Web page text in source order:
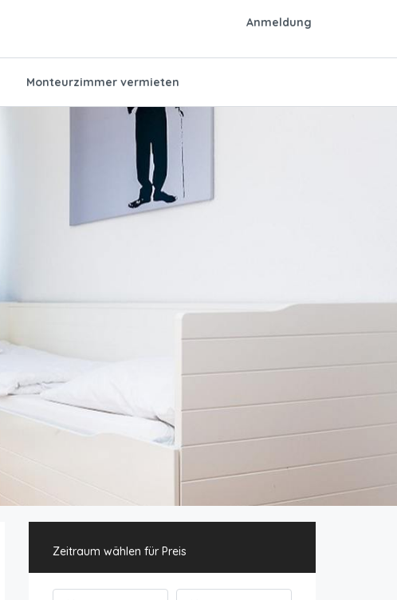
Anmeldung
Monteurzimmer vermieten
Zeitraum wählen für Preis